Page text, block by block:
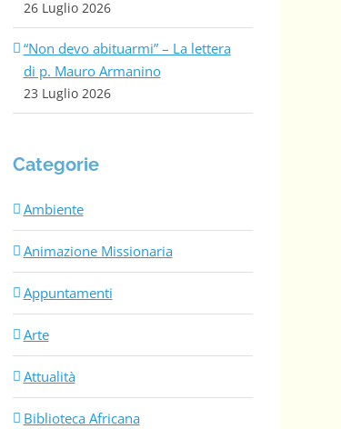
26 Luglio 2026
“Non devo abituarmi” – La lettera
di p. Mauro Armanino
23 Luglio 2026
Categorie
Ambiente
Animazione Missionaria
Appuntamenti
Arte
Attualità
Biblioteca Africana